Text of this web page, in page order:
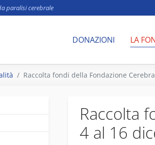
paralisi cerebrale
DONAZIONI LA
Raccolta fondi della Fondazione
Raccolta
4 al 16